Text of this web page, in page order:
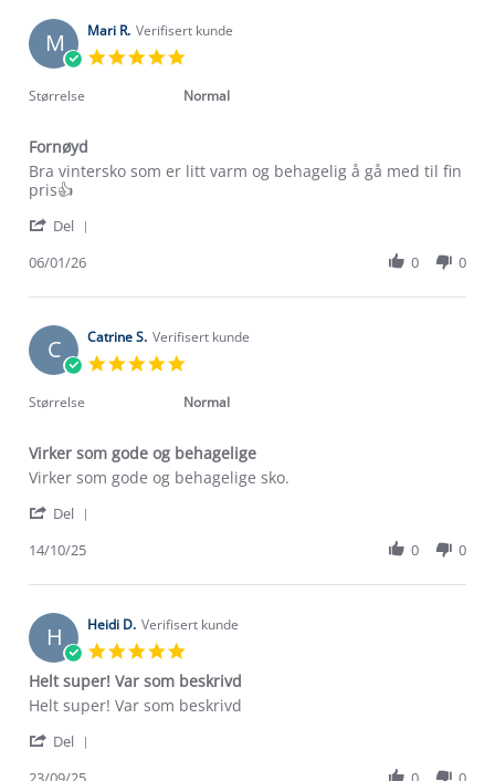
M Mari R. Verifisert kunde
rating
Størrelse Normal
Fornøyd
Review
by
R.
6
2026
review
stating
Bra vintersko som er litt varm og behagelig å gå med til fin
pris👍
Del
Mari
on
6
Jan
06/01/26 0 0
C Catrine S. Verifisert kunde
rating
Størrelse Normal
Virker som gode og behagelige
Review
Catrine
on
Oct
review
Virker
gode
behagelige
Virker som gode og behagelige sko.
Del
Catrine
on
14
Oct
2025
14/10/25 0 0
H Heidi D. Verifisert kunde
rating
Helt super! Var som beskrivd
Review
Heidi
review
Helt
Helt super! Var som beskrivd
Del
Om Stormberg